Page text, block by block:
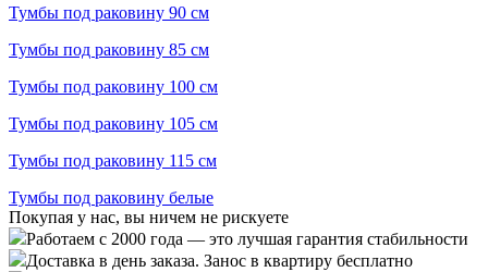
Тумбы под раковину 90 см
Тумбы под раковину 85 см
Тумбы под раковину 100 см
Тумбы под раковину 105 см
Тумбы под раковину 115 см
Тумбы под раковину белые
Покупая у нас, вы ничем не рискуете
Работаем с 2000 года — это лучшая гарантия стабильности
Доставка в день заказа. Занос в квартиру бесплатно